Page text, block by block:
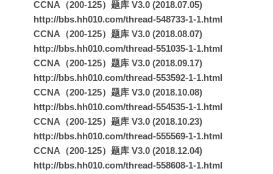
CCNA（200-125）题库 V3.0 (2018.07.05)
http://bbs.hh010.com/thread-548733-1-1.html
CCNA（200-125）题库 V3.0 (2018.08.07)
http://bbs.hh010.com/thread-551035-1-1.html
CCNA（200-125）题库 V3.0 (2018.09.17)
http://bbs.hh010.com/thread-553592-1-1.html
CCNA（200-125）题库 V3.0 (2018.10.08)
http://bbs.hh010.com/thread-554535-1-1.html
CCNA（200-125）题库 V3.0 (2018.10.23)
http://bbs.hh010.com/thread-555569-1-1.html
CCNA（200-125）题库 V3.0 (2018.12.04)
http://bbs.hh010.com/thread-558608-1-1.html